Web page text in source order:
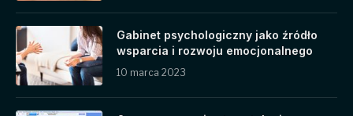
Gabinet psychologiczny jako źródło
wsparcia i rozwoju emocjonalnego
10 marca 2023